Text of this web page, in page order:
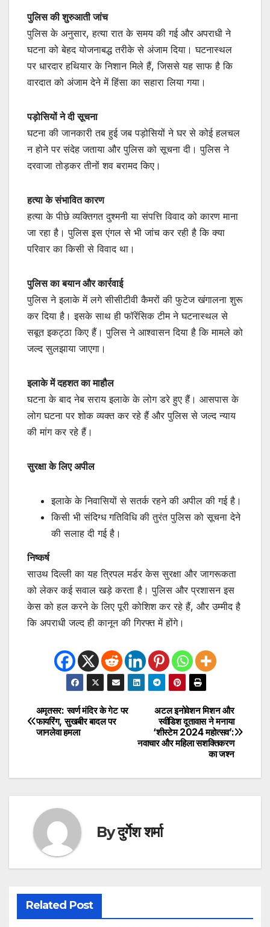
पुलिस की शुरुआती जांच
पुलिस के अनुसार, हत्या रात के समय की गई और अपराधी ने
घटना को बेहद योजनाबद्ध तरीके से अंजाम दिया। घटनास्थल
पर धारदार हथियार के निशान मिले हैं, जिससे यह साफ है कि
वारदात को अंजाम देने में हिंसा का सहारा लिया गया।
पड़ोसियों ने दी सूचना
घटना की जानकारी तब हुई जब पड़ोसियों ने घर से कोई हलचल
न होने पर संदेह जताया और पुलिस को सूचना दी। पुलिस ने
दरवाजा तोड़कर तीनों शव बरामद किए।
हत्या के संभावित कारण
हत्या के पीछे व्यक्तिगत दुश्मनी या संपत्ति विवाद को कारण माना
जा रहा है। पुलिस इस एंगल से भी जांच कर रही है कि क्या
परिवार का किसी से विवाद था।
पुलिस का बयान और कार्रवाई
पुलिस ने इलाके में लगे सीसीटीवी कैमरों की फुटेज खंगालना शुरू
कर दिया है। इसके साथ ही फॉरेंसिक टीम ने घटनास्थल से
सबूत इकट्ठा किए हैं। पुलिस ने आश्वासन दिया है कि मामले को
जल्द सुलझाया जाएगा।
इलाके में दहशत का माहौल
घटना के बाद नेब सराय इलाके के लोग डरे हुए हैं। आसपास के
लोग घटना पर शोक व्यक्त कर रहे हैं और पुलिस से जल्द न्याय
की मांग कर रहे हैं।
सुरक्षा के लिए अपील
इलाके के निवासियों से सतर्क रहने की अपील की गई है।
किसी भी संदिग्ध गतिविधि की तुरंत पुलिस को सूचना देने
की सलाह दी गई है।
निष्कर्ष
साउथ दिल्ली का यह त्रिपल मर्डर केस सुरक्षा और जागरूकता
को लेकर कई सवाल खड़े करता है। पुलिस और प्रशासन इस
केस को हल करने के लिए पूरी कोशिश कर रहे हैं, और उम्मीद है
कि अपराधी जल्द ही कानून की गिरफ्त में होंगे।
Post
navigation
अटल इनोवेशन मिशन और
स्वीडिश दूतावास ने मनाया
‘शीस्टेम 2024 महोत्सव’:
नवाचार और महिला सशक्तिकरण
का जश्न
अमृतसर: स्वर्ण मंदिर के गेट पर
फायरिंग, सुखबीर बादल पर
जानलेवा हमला
Byदुर्गेश शर्मा
Related Post